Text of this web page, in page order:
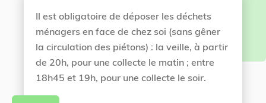
Il est obligatoire de déposer les déchets
ménagers en face de chez soi (sans gêner
la circulation des piétons) : la veille, à partir
de 20h, pour une collecte le matin ; entre
18h45 et 19h, pour une collecte le soir.